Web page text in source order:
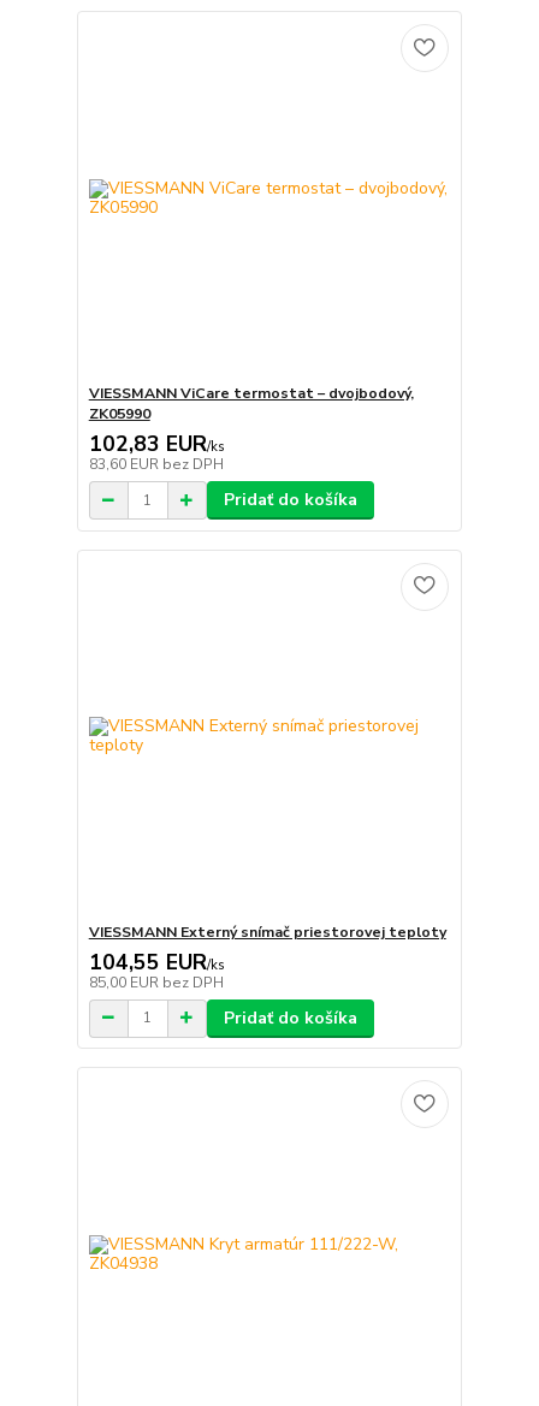
VIESSMANN ViCare termostat – dvojbodový,
ZK05990
102,83 EUR/ks
83,60 EUR bez DPH
Pridať do košíka
VIESSMANN Externý snímač priestorovej teploty
104,55 EUR/ks
85,00 EUR bez DPH
Pridať do košíka